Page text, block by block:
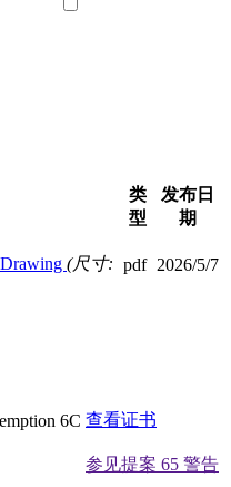
类
型
发布日
期
(尺寸: pdf 2026/5/7
6C 查看证书
参见提案 65 警告